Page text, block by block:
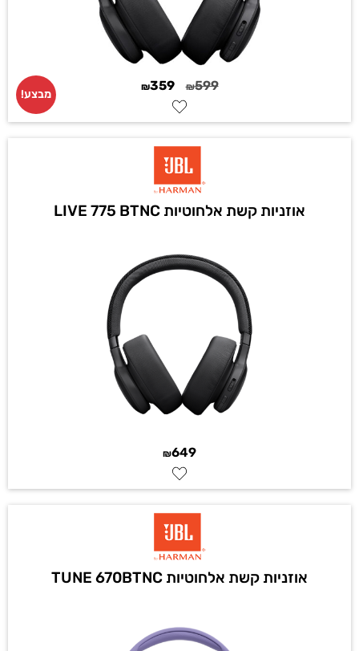
₪599
₪359
מבצע!
אוזניות קשת אלחוטיות LIVE 775 BTNC
₪649
אוזניות קשת אלחוטיות TUNE 670BTNC